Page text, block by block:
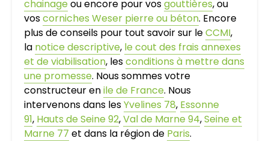
chainageou encore pour vosgouttières, ou
voscorniches Weser pierre ou béton. Encore
plus de conseils pour tout savoir sur leCCMI,
la notice descriptive, le cout des frais annexes
et de viabilisation, lesconditions à mettre dans
une promesse. Nous sommes votre
constructeur enile de France. Nous
intervenons dans lesYvelines 78, Essonne
91, Hauts de Seine 92,Val de Marne 94,Seine et
Marne 77 et dans la région de Paris.